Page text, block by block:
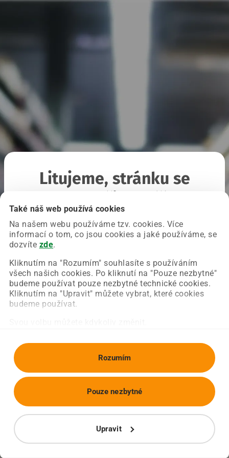
Také náš web používá cookies
Na našem webu používáme tzv. cookies. Více
informací o tom, co jsou cookies a jaké používáme, se
dozvíte zde.
Kliknutím na "Rozumím" souhlasíte s používáním
všech našich cookies. Po kliknutí na "Pouze nezbytné"
budeme používat pouze nezbytné technické cookies.
Kliknutím na "Upravit" můžete vybrat, které cookies
budeme používat.
Rozumím
Upravit
Pouze nezbytné
Litujeme, stránku se
Chyba nastala na naší straně a už ji opravujeme.
Zkuste prosím znovu načíst požadovanou stránku.
Obnovit stránku Úvodní strana